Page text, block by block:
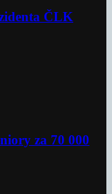
ČLK
za 70 000